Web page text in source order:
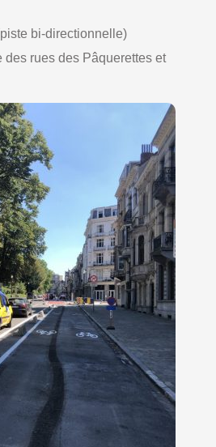
bi-directionnelle)
des rues des Pâquerettes et